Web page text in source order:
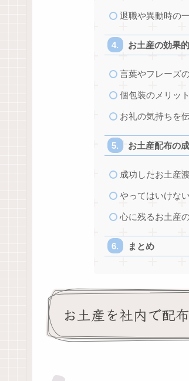
退職や異動時の
お土産の効果
言葉やフレーズ
個包装のメリット
お礼の気持ちを
お土産配布の
成功したお土産
やってはいけな
心に残るお土産
まとめ
お土産を社内で配